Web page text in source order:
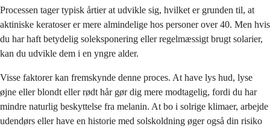
Processen tager typisk årtier at udvikle sig, hvilket er grunden til, at
aktiniske keratoser er mere almindelige hos personer over 40. Men hvis
du har haft betydelig soleksponering eller regelmæssigt brugt solarier,
kan du udvikle dem i en yngre alder.
Visse faktorer kan fremskynde denne proces. At have lys hud, lyse
øjne eller blondt eller rødt hår gør dig mere modtagelig, fordi du har
mindre naturlig beskyttelse fra melanin. At bo i solrige klimaer, arbejde
udendørs eller have en historie med solskoldning øger også din risiko